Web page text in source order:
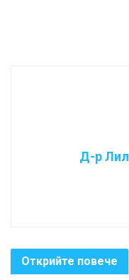
Д-р
Открийте повече